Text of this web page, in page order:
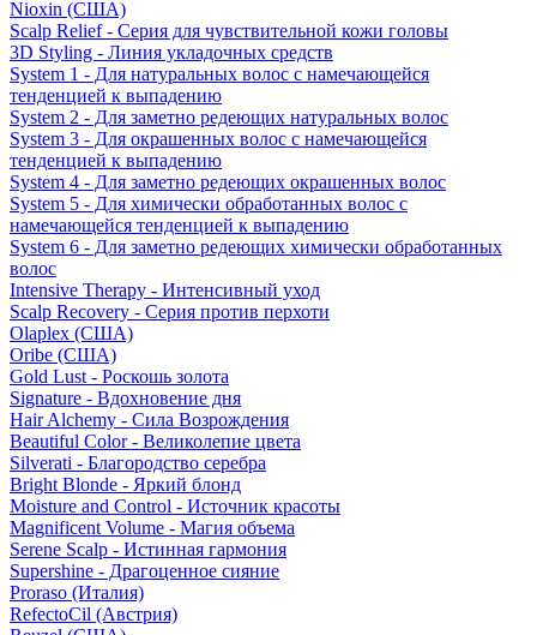
Nioxin (США)
Scalp Relief - Серия для чувствительной кожи головы
3D Styling - Линия укладочных средств
System 1 - Для натуральных волос с намечающейся
тенденцией к выпадению
System 2 - Для заметно редеющих натуральных волос
System 3 - Для окрашенных волос с намечающейся
тенденцией к выпадению
System 4 - Для заметно редеющих окрашенных волос
System 5 - Для химически обработанных волос с
намечающейся тенденцией к выпадению
System 6 - Для заметно редеющих химически обработанных
волос
Intensive Therapy - Интенсивный уход
Scalp Recovery - Серия против перхоти
Olaplex (США)
Oribe (США)
Gold Lust - Роскошь золота
Signature - Вдохновение дня
Hair Alchemy - Сила Возрождения
Beautiful Color - Великолепие цвета
Silverati - Благородство серебра
Bright Blonde - Яркий блонд
Moisture and Control - Источник красоты
Magnificent Volume - Магия объема
Serene Scalp - Истинная гармония
Supershine - Драгоценное сияние
Proraso (Италия)
RefectoCil (Австрия)